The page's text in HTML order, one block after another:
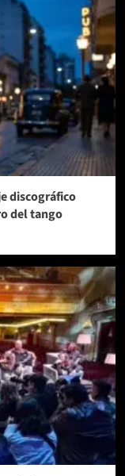
discográfico
del tango